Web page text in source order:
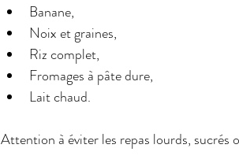
Banane,
Noix et graines,
Riz complet,
Fromages à pâte dure,
Lait chaud.
Attention à éviter les repas lourds, sucrés